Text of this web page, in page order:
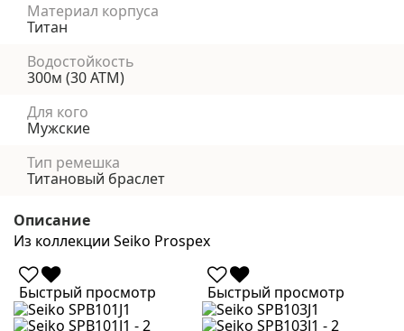
Материал корпуса
Титан
Водостойкость
300м (30 АТМ)
Для кого
Мужские
Тип ремешка
Титановый браслет
Описание
Из коллекции Seiko Prospex
Быстрый просмотр Быстрый просмотр